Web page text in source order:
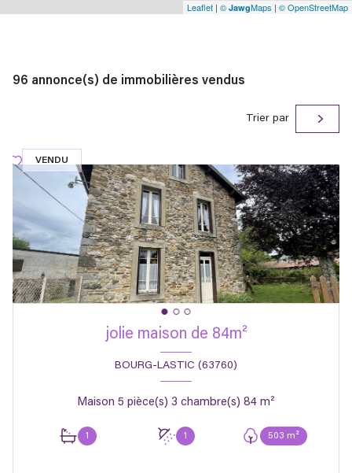
Leaflet | © JawgMaps | © OpenStreetMap
96 annonce(s) de immobilières vendus
Trier par
VENDU
jolie maison de 84m²
BOURG-LASTIC (63760)
Maison 5 pièce(s) 3 chambre(s) 84 m²
1 1 503 m²